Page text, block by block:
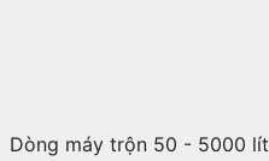
Dòng máy trộn 50 - 5000 lít